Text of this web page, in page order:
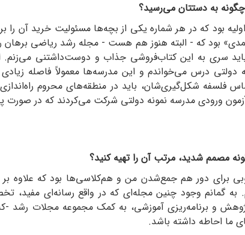
به دستتان می‌رسید؟
بود که در هر شماره یکی از بچه‌ها مسئولیت خرید آن
بود که - البته هنوز هم هست - مجله رشد ریاضی برهان
سری به این کتاب‌فروشی جذاب و دوست‌داشتنی می‌زنم.
درس می‌خواندم و این مدرسه‌ها معمولاً فاصله
فلسفه شکل‌گیری‌شان، باید در منطقه‌های محروم
ورودی مدرسه نمونه دولتی شرکت می‌کردند که در صورت
مصمم شدید، مرتب آن را تهیه کنید؟
برای دور هم جمع‌شدن من و هم‌کلاسی‌ها بود که علاوه بر
به گمانم وجود چنین مجله‌ای که در واقع رسانه‌ای
و برنامه‌ریزی آموزشی، به کمک مجموعه مجلات رشد
ما احاطه داشته باشد.